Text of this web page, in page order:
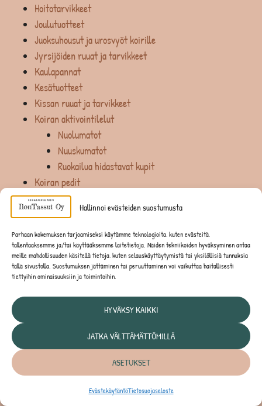
Hallinnoi evästeiden suostumusta
Parhaan kokemuksen tarjoamiseksi käytämme teknologioita, kuten evästeitä,
tallentaaksemme ja/tai käyttääksemme laitetietoja. Näiden tekniikoiden hyväksyminen antaa
meille mahdollisuuden käsitellä tietoja, kuten selauskäyttäytymistä tai yksilöllisiä tunnuksia
tällä sivustolla. Suostumuksen jättäminen tai peruuttaminen voi vaikuttaa haitallisesti
tiettyihin ominaisuuksiin ja toimintoihin.
HYVÄKSY KAIKKI
JATKA VÄLTTÄMÄTTÖMILLÄ
ASETUKSET
EvästekäytäntöTietosuojaseloste
Hoitotarvikkeet
Joulutuotteet
Juoksuhousut ja urosvyöt koirille
Jyrsijöiden ruuat ja tarvikkeet
Kaulapannat
Kesätuotteet
Kissan ruuat ja tarvikkeet
Koiran aktivointilelut
Nuolumatot
Nuuskumatot
Ruokailua hidastavat kupit
Koiran pedit
Makuualustat
Koirien herkut ja puruluut
Belcando
Dibaq Sense
Happy Dog
Monster
Nutriment (entinen RAUH!)
Penin Paras